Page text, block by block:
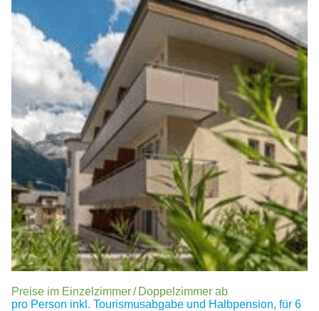
Preise im Einzelzimmer / Doppelzimmer ab
pro Person inkl. Tourismusabgabe und Halbpension, für 6